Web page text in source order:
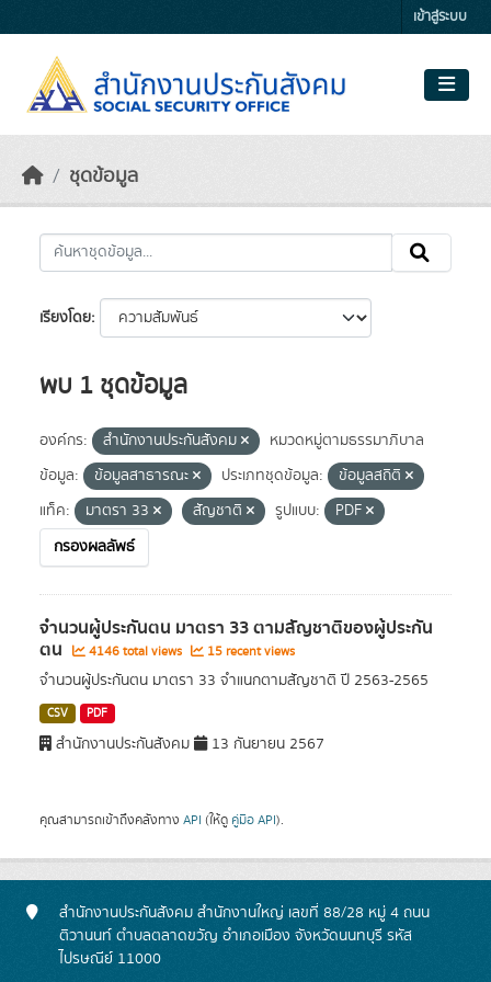
เข้าสู่ระบบ
ชุดข้อมูล
เรียงโดย
พบ 1 ชุดข้อมูล
องค์กร: สำนักงานประกันสังคม
หมวดหมู่ตามธรรมาภิบาล
ข้อมูล:
ข้อมูลสาธารณะ ประเภทชุดข้อมูล:
ข้อมูลสถิติ
แท็ค:
มาตรา 33 สัญชาติ รูปแบบ:
PDF
กรองผลลัพธ์
จำนวนผู้ประกันตน มาตรา 33 ตามสัญชาติของผู้ประกัน
ตน 4146 total views 15 recent views
จำนวนผู้ประกันตน มาตรา 33 จำแนกตามสัญชาติ ปี 2563-2565
CSV PDF
สำนักงานประกันสังคม 13 กันยายน 2567
คุณสามารถเข้าถึงคลังทาง API (ให้ดู คู่มือ API).
สำนักงานประกันสังคม สำนักงานใหญ่ เลขที่ 88/28 หมู่ 4 ถนน
ติวานนท์ ตำบลตลาดขวัญ อำเภอเมือง จังหวัดนนทบุรี รหัส
ไปรษณีย์ 11000